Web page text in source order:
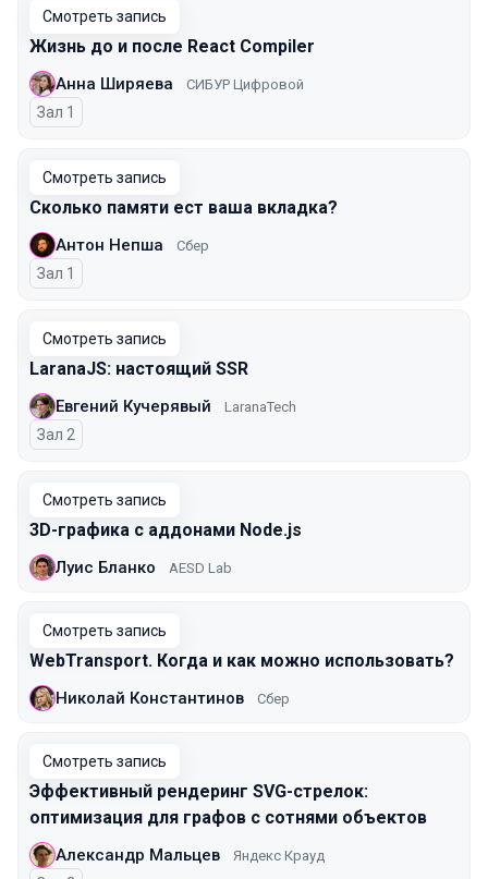
Смотреть запись
Жизнь до и после React Compiler
Анна Ширяева СИБУР Цифровой
Зал 1
Смотреть запись
Сколько памяти ест ваша вкладка?
Антон Непша Сбер
Зал 1
Смотреть запись
LaranaJS: настоящий SSR
Евгений Кучерявый LaranaTech
Зал 2
Смотреть запись
3D-графика с аддонами Node.js
Луис Бланко AESD Lab
Смотреть запись
WebTransport. Когда и как можно использовать?
Николай Константинов Сбер
Смотреть запись
Эффективный рендеринг SVG-стрелок:
оптимизация для графов с сотнями объектов
Александр Мальцев Яндекс Крауд